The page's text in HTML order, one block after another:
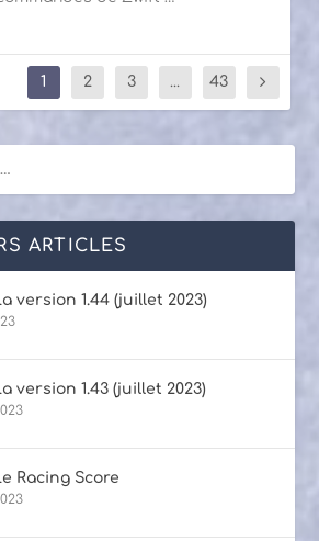
1 2 3 ... 43
ARTICLES
version 1.44 (juillet 2023)
version 1.43 (juillet 2023)
Racing Score